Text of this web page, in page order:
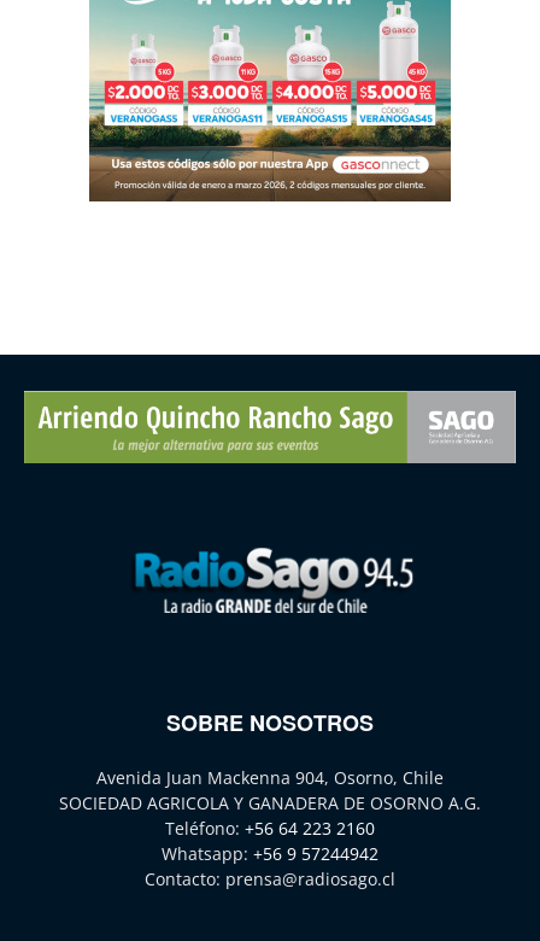
SOBRE NOSOTROS
Avenida Juan Mackenna 904, Osorno, Chile
SOCIEDAD AGRICOLA Y GANADERA DE OSORNO A.G.
Teléfono: +56 64 223 2160
Whatsapp: +56 9 57244942
Contacto: prensa@radiosago.cl